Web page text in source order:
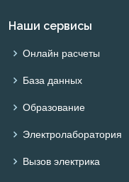
Наши сервисы
Онлайн расчеты
База данных
Образование
Электролаборатория
Вызов электрика